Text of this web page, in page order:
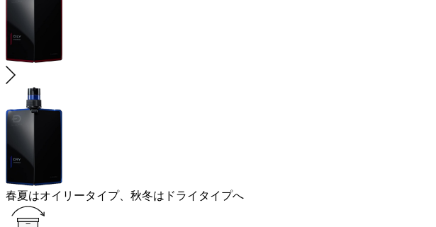
春夏はオイリータイプ、 秋冬は ドライタイプへ